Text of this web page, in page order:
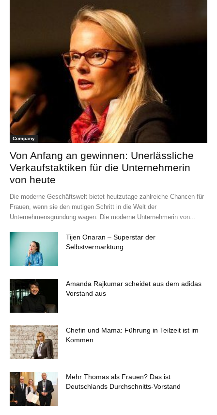
Company
Von Anfang an gewinnen: Unerlässliche
Verkaufstaktiken für die Unternehmerin
von heute
Die moderne Geschäftswelt bietet heutzutage zahlreiche Chancen für
Frauen, wenn sie den mutigen Schritt in die Welt der
Unternehmensgründung wagen. Die moderne Unternehmerin von...
Tijen Onaran – Superstar der
Selbstvermarktung
Amanda Rajkumar scheidet aus dem adidas
Vorstand aus
Chefin und Mama: Führung in Teilzeit ist im
Kommen
Mehr Thomas als Frauen? Das ist
Deutschlands Durchschnitts-Vorstand